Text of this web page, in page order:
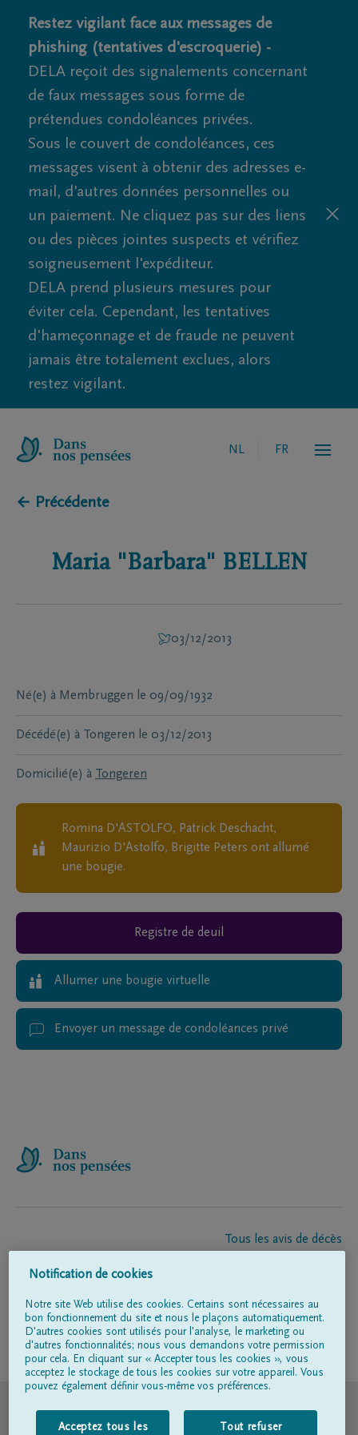
Restez vigilant face aux messages de
phishing (tentatives d'escroquerie) -
DELA reçoit des signalements concernant
de faux messages sous forme de
prétendues condoléances privées.
Sous le couvert de condoléances, ces
messages visent à obtenir des adresses e-
mail, d'autres données personnelles ou
un paiement. Ne cliquez pas sur des liens
ou des pièces jointes suspects et vérifiez
soigneusement l'expéditeur.
DELA prend plusieurs mesures pour
éviter cela. Cependant, les tentatives
d'hameçonnage et de fraude ne peuvent
jamais être totalement exclues, alors
restez vigilant.
NL FR
← Précédente
Maria "Barbara" BELLEN
03/12/2013
Né(e) à Membruggen le 09/09/1932
Décédé(e) à Tongeren le 03/12/2013
Domicilié(e) à Tongeren
Romina D'ASTOLFO, Patrick Deschacht,
Maurizio D'Astolfo, Brigitte Peters ont allumé
une bougie.
Registre de deuil
Allumer une bougie virtuelle
Envoyer un message de condoléances privé
Tous les avis de décès
Entrepreneur de pompes funèbres
Suivez-nous sur
Notification de cookies
Notre site Web utilise des cookies. Certains sont nécessaires au
bon fonctionnement du site et nous le plaçons automatiquement.
D'autres cookies sont utilisés pour l'analyse, le marketing ou
d'autres fonctionnalités; nous vous demandons votre permission
pour cela. En cliquant sur « Accepter tous les cookies », vous
acceptez le stockage de tous les cookies sur votre appareil. Vous
pouvez également définir vous-même vos préférences.
Acceptez tous les Tout refuser